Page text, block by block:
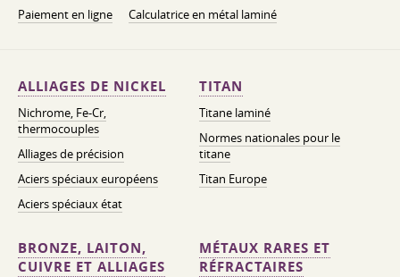
Paiement en ligne
Calculatrice en métal laminé
ALLIAGES DE NICKEL
Nichrome, Fe-Cr,
thermocouples
Alliages de précision
Aciers spéciaux européens
Aciers spéciaux état
TITAN
Titane laminé
Normes nationales pour le
titane
Titan Europe
BRONZE, LAITON,
CUIVRE ET ALLIAGES
MÉTAUX RARES ET
RÉFRACTAIRES